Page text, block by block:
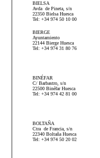
BIELSA
Avda de Pineta, s/n
22350 Bielsa Huesca
Tel: +34 974 50 10 00
BIERGE
Ayuntamiento
22144 Bierge Huesca
Tel: +34 974 31 80 76
BINÉFAR
C/ Barbastro, s/n
22500 Binéfar Huesca
Tel: +34 974 42 81 00
BOLTAÑA
Ctra de Francia, s/n
22340 Boltaña Huesca
Tel: +34 974 50 20 02